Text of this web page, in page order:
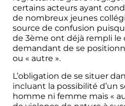
certains acteurs ayant
de nombreux jeunes
source de confusion
de 3ème ont déjà rempli
demandant de se
ou « autre ».
L’obligation de se situer
incluant la possibilité d’un
homme ni femme mais «